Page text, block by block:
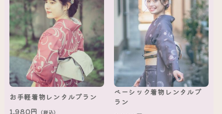
お手軽着物レンタルプラン
1,980円 （税込）
ベーシック着物レンタルプ
ラン